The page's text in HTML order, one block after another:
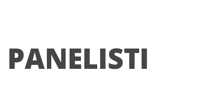
PANELISTI